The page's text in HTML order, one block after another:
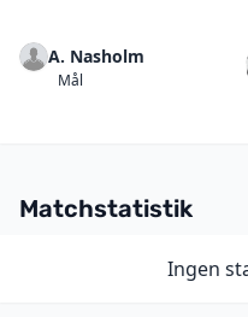
A. Nasholm
Mål
Matchstatistik
Ingen